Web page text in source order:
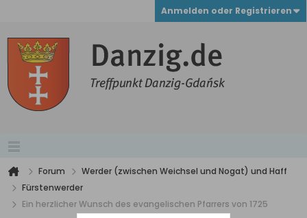
Anmelden oder Registrieren
Forum
Werder (zwischen Weichsel und Nogat) und Haff
Fürstenwerder
Ein herzlicher Wunsch des evangelischen Pfarrers von 1725